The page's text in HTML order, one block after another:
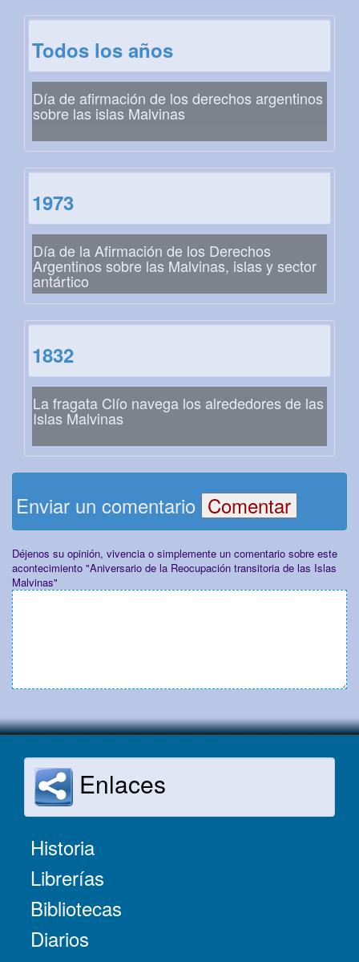
Todos los años
Día de afirmación de los derechos argentinos
sobre las islas Malvinas
1973
Día de la Afirmación de los Derechos
Argentinos sobre las Malvinas, islas y sector
antártico
1832
La fragata Clío navega los alrededores de las
Islas Malvinas
Enviar un comentario
Déjenos su opinión, vivencia o simplemente un comentario sobre este
acontecimiento "Aniversario de la Reocupación transitoria de las Islas
Malvinas"
Enlaces
Historia
Librerías
Bibliotecas
Diarios